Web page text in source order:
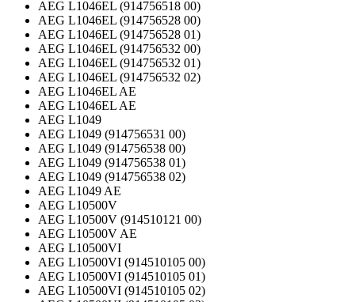
AEG L1046EL (914756518 00)
AEG L1046EL (914756528 00)
AEG L1046EL (914756528 01)
AEG L1046EL (914756532 00)
AEG L1046EL (914756532 01)
AEG L1046EL (914756532 02)
AEG L1046EL AE
AEG L1046EL AE
AEG L1049
AEG L1049 (914756531 00)
AEG L1049 (914756538 00)
AEG L1049 (914756538 01)
AEG L1049 (914756538 02)
AEG L1049 AE
AEG L10500V
AEG L10500V (914510121 00)
AEG L10500V AE
AEG L10500VI
AEG L10500VI (914510105 00)
AEG L10500VI (914510105 01)
AEG L10500VI (914510105 02)